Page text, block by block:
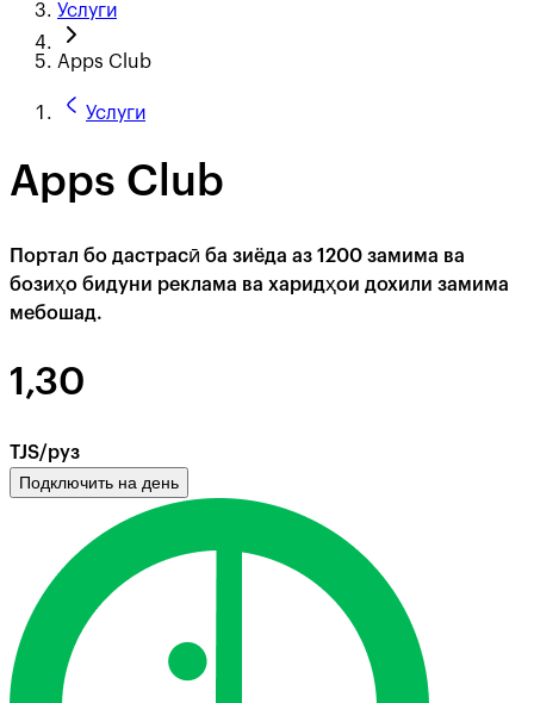
Услуги
Apps Club
Услуги
Apps Club
Портал бо дастрасӣ ба зиёда аз 1200 замима ва
бозиҳо бидуни реклама ва харидҳои дохили замима
мебошад.
1,30
TJS/руз
Подключить на день